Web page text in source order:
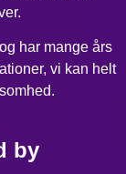
har mange års
vi kan helt
by